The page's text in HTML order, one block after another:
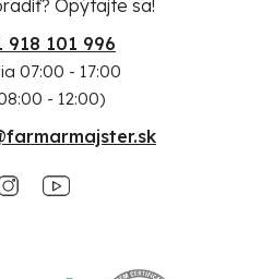
Opýtajte sa!
918 101 996
07:00 - 17:00
- 12:00)